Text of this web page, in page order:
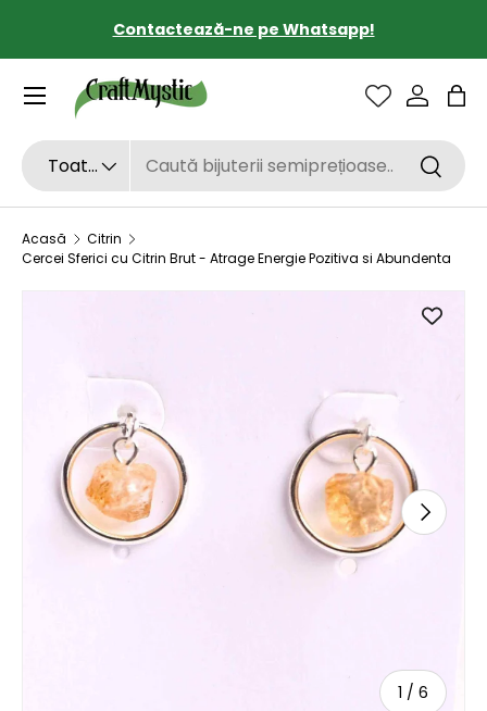
SARI LA CONȚINUT
Contactează-ne pe Whatsapp!
Căutare
Tipul de produs
Toate
Sac
Acasă
Citrin
Cercei Sferici cu Citrin Brut - Atrage Energie Pozitiva si Abundenta
1 / de
6